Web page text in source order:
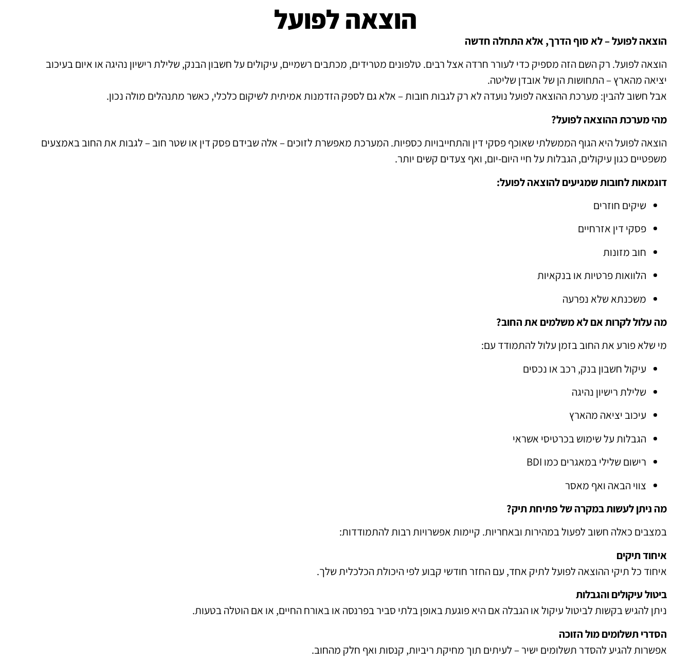
הוצאה לפועל
הוצאה לפועל – לא סוף הדרך, אלא התחלה חדשה
הוצאה לפועל. רק השם הזה מספיק כדי לעורר חרדה אצל רבים. טלפונים מטרידים, מכתבים רשמיים, עיקולים על חשבון הבנק, שלילת רישיון נהיגה או איום בעיכוב
יציאה מהארץ – התחושות הן של אובדן שליטה.
אבל חשוב להבין: מערכת ההוצאה לפועל נועדה לא רק לגבות חובות – אלא גם לספק הזדמנות אמיתית לשיקום כלכלי, כאשר מתנהלים מולה נכון.
מהי מערכת ההוצאה לפועל?
הוצאה לפועל היא הגוף הממשלתי שאוכף פסקי דין והתחייבויות כספיות. המערכת מאפשרת לזוכים – אלה שבידם פסק דין או שטר חוב – לגבות את החוב באמצעים
משפטיים כגון עיקולים, הגבלות על חיי היום-יום, ואף צעדים קשים יותר.
דוגמאות לחובות שמגיעים להוצאה לפועל:
שיקים חוזרים
פסקי דין אזרחיים
חוב מזונות
הלוואות פרטיות או בנקאיות
משכנתא שלא נפרעה
מה עלול לקרות אם לא משלמים את החוב?
מי שלא פורע את החוב בזמן עלול להתמודד עם:
עיקול חשבון בנק, רכב או נכסים
שלילת רישיון נהיגה
עיכוב יציאה מהארץ
הגבלות על שימוש בכרטיסי אשראי
רישום שלילי במאגרים כמו BDI
צווי הבאה ואף מאסר
מה ניתן לעשות במקרה של פתיחת תיק?
במצבים כאלה חשוב לפעול במהירות ובאחריות. קיימות אפשרויות רבות להתמודדות:
איחוד תיקים
איחוד כל תיקי ההוצאה לפועל לתיק אחד, עם החזר חודשי קבוע לפי היכולת הכלכלית שלך.
ביטול עיקולים והגבלות
ניתן להגיש בקשות לביטול עיקול או הגבלה אם היא פוגעת באופן בלתי סביר בפרנסה או באורח החיים, או אם הוטלה בטעות.
הסדרי תשלומים מול הזוכה
אפשרות להגיע להסדר תשלומים ישיר – לעיתים תוך מחיקת ריביות, קנסות ואף חלק מהחוב.